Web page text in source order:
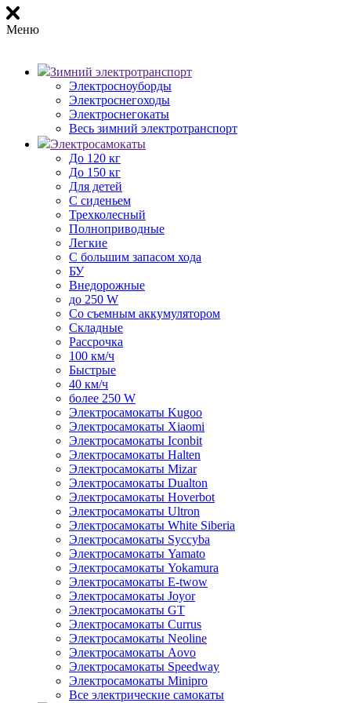
Меню
Зимний электротранспорт
Электросноуборды
Электроснегоходы
Электроснегокаты
Весь зимний электротранспорт
Электросамокаты
До 120 кг
До 150 кг
Для детей
С сиденьем
Трехколесный
Полноприводные
Легкие
С большим запасом хода
БУ
Внедорожные
до 250 W
Со съемным аккумулятором
Складные
Рассрочка
100 км/ч
Быстрые
40 км/ч
более 250 W
Электросамокаты Kugoo
Электросамокаты Xiaomi
Электросамокаты Iconbit
Электросамокаты Halten
Электросамокаты Mizar
Электросамокаты Dualton
Электросамокаты Hoverbot
Электросамокаты Ultron
Электросамокаты White Siberia
Электросамокаты Syccyba
Электросамокаты Yamato
Электросамокаты Yokamura
Электросамокаты E-twow
Электросамокаты Joyor
Электросамокаты GT
Электросамокаты Currus
Электросамокаты Neoline
Электросамокаты Aovo
Электросамокаты Speedway
Электросамокаты Minipro
Все электрические самокаты